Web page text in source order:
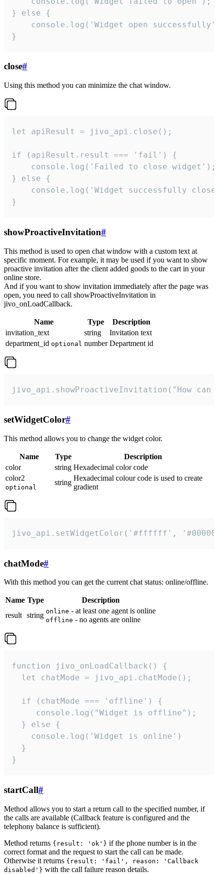
} else {
console.log('Widget open
}
close#
Using this method you can minimize the chat window.
let apiResult = jivo_api.close();
if (apiResult.result === 'fail') {
    console.log('Failed to close widget');
} else {
console.log('Widget successfully
}
showProactiveInvitation#
This method is used to open chat window with a custom text at
specific moment. For example, it may be used if you want to show
proactive invitation after the client added goods to the cart in your
online store.
And if you want to show invitation immediately after the page was
open, you need to call showProactiveInvitation in
jivo_onLoadCallback.
Name Type
Description
invitation_text
string
Invitation text
department_id optional number Department id
jivo_api.showProactiveInvitation("How
setWidgetColor#
This method allows you to change the widget color.
Name Type
Description
color
string Hexadecimal color code
color2
optional
string
Hexadecimal colour code is used to create
gradient
jivo_api.setWidgetColor('#ffffff',
chatMode#
With this method you can get the current chat status: online/offline.
Name Type
Description
result string online - at least one agent is online
offline - no agents are online
function jivo_onLoadCallback() {
  let chatMode = jivo_api.chatMode();
  if (chatMode === 'offline') {
     console.log("Widget is offline");
  } else {
    console.log('Widget is online')
  }
}
startCall#
Method allows you to start a return call to the specified number, if
the calls are available (Callback feature is configured and the
telephony balance is sufficient).
Method returns {result: 'ok'} if the phone number is in the
correct format and the request to start the call can be made.
Otherwise it returns {result: 'fail', reason: 'Callback
disabled'} with the call failure reason details.